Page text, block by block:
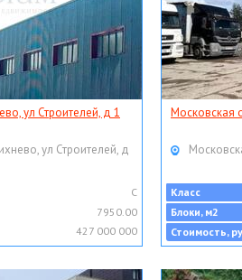
ул Строителей, д 1
ул Строителей, д
C
7950.00
427 000 000
Московская
Класс
Блоки, м2
Стоимость,